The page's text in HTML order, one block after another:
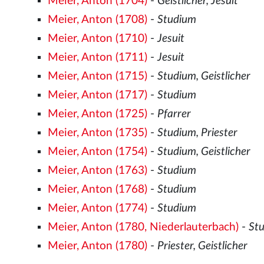
Meier, Anton (1708) -Studium
Meier, Anton (1710) -Jesuit
Meier, Anton (1711) -Jesuit
Meier, Anton (1715) -Studium, Geistlicher
Meier, Anton (1717) -Studium
Meier, Anton (1725) - Pfarrer
Meier, Anton (1735) -Studium, Priester
Meier, Anton (1754) -Studium, Geistlicher
Meier, Anton (1763) -Studium
Meier, Anton (1768) -Studium
Meier, Anton (1774) -Studium
Meier, Anton (1780, Niederlauterbach) -
Meier, Anton (1780) - Priester, Geistlicher